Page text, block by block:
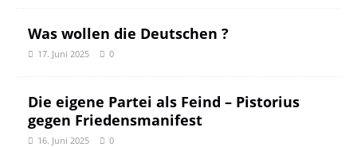
Was wollen die Deutschen ?
17. Juni 2025 0
Die eigene Partei als Feind – Pistorius
gegen Friedensmanifest
16. Juni 2025 0